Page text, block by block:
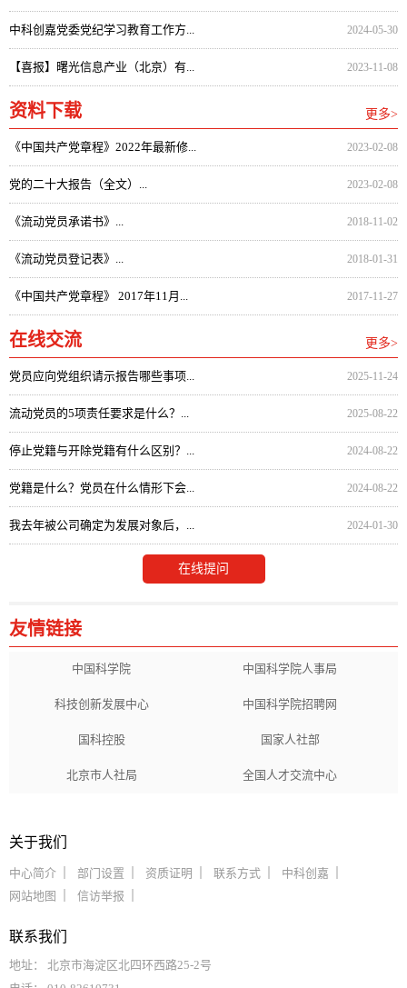
中科创嘉党委党纪学习教育工作方... 2024-05-30
【喜报】曙光信息产业（北京）有... 2023-11-08
资料下载 更多>
《中国共产党章程》2022年最新修... 2023-02-08
党的二十大报告（全文）... 2023-02-08
《流动党员承诺书》... 2018-11-02
《流动党员登记表》... 2018-01-31
《中国共产党章程》 2017年11月... 2017-11-27
在线交流 更多>
党员应向党组织请示报告哪些事项... 2025-11-24
流动党员的5项责任要求是什么？... 2025-08-22
停止党籍与开除党籍有什么区别？... 2024-08-22
党籍是什么？党员在什么情形下会... 2024-08-22
我去年被公司确定为发展对象后，... 2024-01-30
在线提问
友情链接
中国科学院 中国科学院人事局
科技创新发展中心 中国科学院招聘网
国科控股 国家人社部
北京市人社局 全国人才交流中心
关于我们
中心简介 部门设置 资质证明 联系方式
中科创嘉
网站地图
信访举报
联系我们
地址： 北京市海淀区北四环西路25-2号